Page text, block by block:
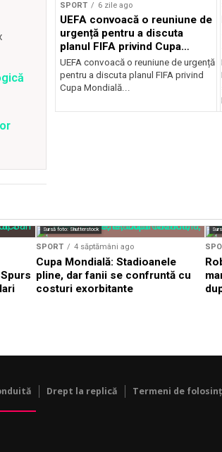
SPORT 6 zile ago
UEFA convoacă o reuniune de
urgență pentru a discuta
planul FIFA privind Cupa
Mondială
UEFA convoacă o reuniune de urgență
pentru a discuta planul FIFA privind
Cupa Mondială...
Sursă foto: Shutterstock
SPORT 4 săptămâni ago
Cupa Mondială: Stadioanele
pline, dar fanii se confruntă cu
costuri exorbitante
Drept la replică Termeni de